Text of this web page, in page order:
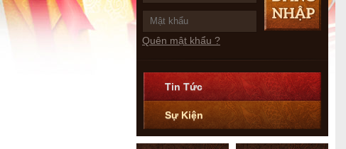
Quên mật khẩu ?
Tin Tức
Sự Kiện